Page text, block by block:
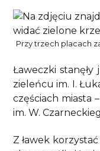
Przy trzech placach
Ławeczki
zieleńcu im. I.
częściach miasta
im. W.
Z ławek